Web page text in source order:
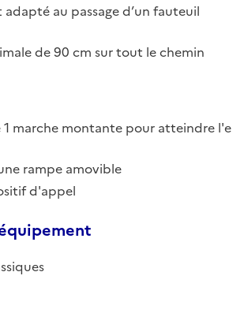
au passage d’un fauteuil
de 90 cm sur tout le chemin
1 marche montante pour atteindre l'e
rampe amovible
d'appel